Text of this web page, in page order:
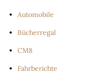
Automobile
Bücherregal
CM8
Fahrberichte